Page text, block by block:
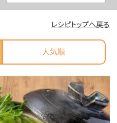
レシピトップへ戻る
人気順